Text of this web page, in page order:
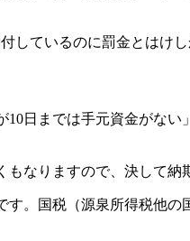
しているのに罰金とはけ
日までは手元資金がな
なりますので、決して納
。国税（源泉所得税他